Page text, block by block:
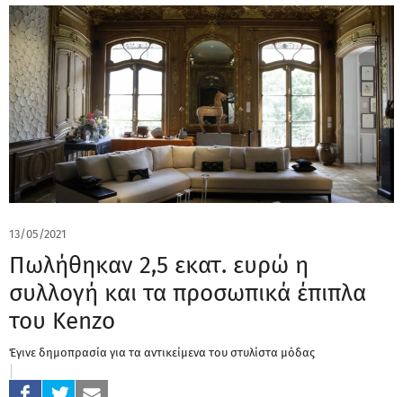
13/05/2021
Πωλήθηκαν 2,5 εκατ. ευρώ η
συλλογή και τα προσωπικά έπιπλα
του Kenzo
Έγινε δημοπρασία για τα αντικείμενα του στυλίστα μόδας